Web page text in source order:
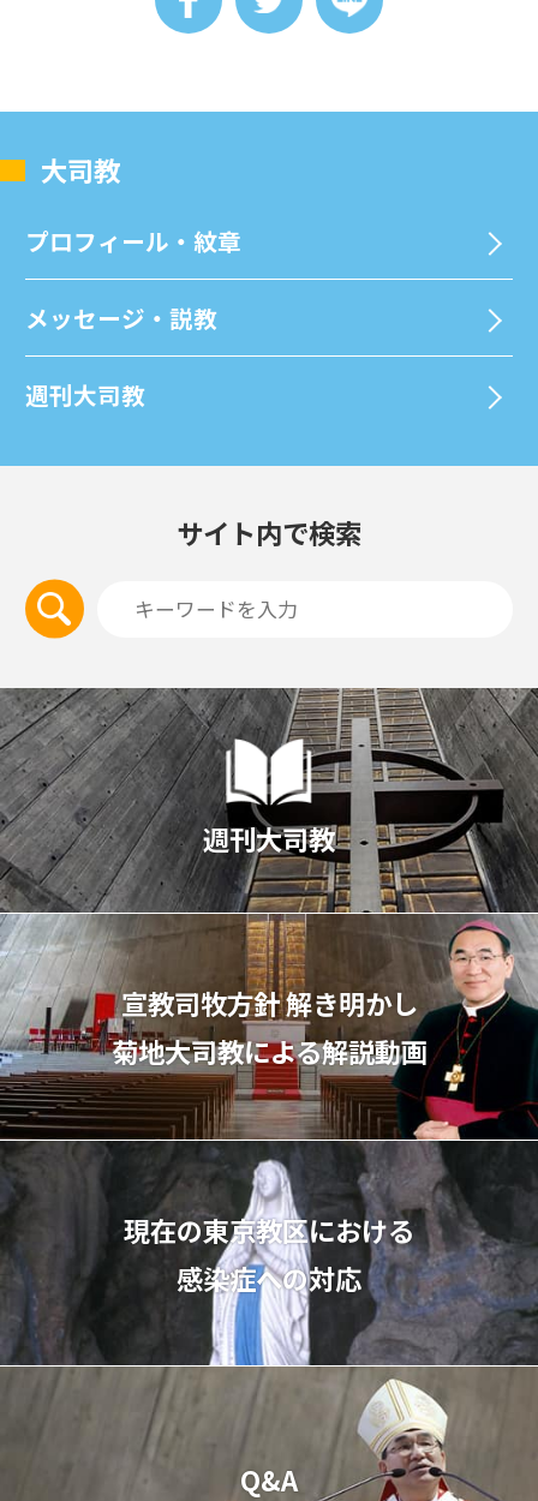
⼤司教
プロフィール・紋章
メッセージ・説教
週刊⼤司教
サイト内で検索
週刊大司教
宣教司牧⽅針 解き明かし
菊地⼤司教による解説動画
現在の東京教区における
感染症への対応
Q&A